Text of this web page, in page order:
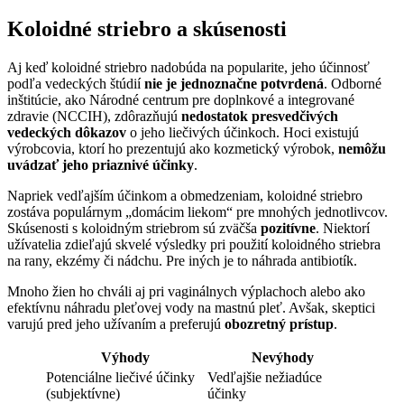
Koloidné striebro a skúsenosti
Aj keď koloidné striebro nadobúda na popularite, jeho účinnosť
podľa vedeckých štúdiínie je jednoznačne potvrdená. Odborné
inštitúcie, ako Národné centrum pre doplnkové a integrované
zdravie (NCCIH), zdôrazňujú nedostatok presvedčivých
vedeckých dôkazov o jeho liečivých účinkoch. Hoci existujú
výrobcovia, ktorí ho prezentujú ako kozmetický výrobok, nemôžu
uvádzať jeho priaznivé účinky.
Napriek vedľajším účinkom a obmedzeniam, koloidné striebro
zostáva populárnym „domácim liekom“ pre mnohých jednotlivcov.
Skúsenosti s koloidným striebrom sú zväčša pozitívne. Niektorí
užívatelia zdieľajú skvelé výsledky pri použití koloidného striebra
na rany, ekzémy či nádchu. Pre iných je to náhrada antibiotík.
Mnoho žien ho chváli aj pri vaginálnych výplachoch alebo ako
efektívnu náhradu pleťovej vody na mastnú pleť. Avšak, skeptici
varujú pred jeho užívaním a preferujú obozretný prístup.
Výhody
Nevýhody
Potenciálne liečivé účinky
(subjektívne)
Vedľajšie nežiadúce
účinky